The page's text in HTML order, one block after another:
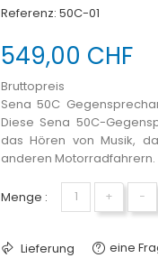
Referenz: 50C-01
549,00 CHF
Bruttopreis
Sena 50C
Diese Sena 50C-
das Hören von Musik,
anderen Motorradfahrern.
Menge : + −
Lieferung eine